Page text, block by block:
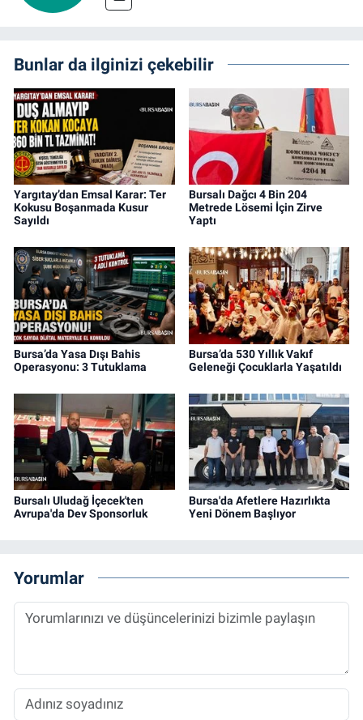
Bunlar da ilginizi çekebilir
Yargıtay’dan Emsal Karar: Ter
Kokusu Boşanmada Kusur
Sayıldı
Bursalı Dağcı 4 Bin 204
Metrede Lösemi İçin Zirve
Yaptı
Bursa’da Yasa Dışı Bahis
Operasyonu: 3 Tutuklama
Bursa’da 530 Yıllık Vakıf
Geleneği Çocuklarla Yaşatıldı
Bursalı Uludağ İçecek'ten
Avrupa'da Dev Sponsorluk
Bursa'da Afetlere Hazırlıkta
Yeni Dönem Başlıyor
Yorumlar